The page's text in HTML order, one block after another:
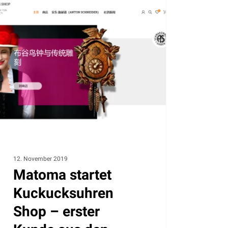
12. November 2019
Matoma startet
Kuckucksuhren
Shop – erster